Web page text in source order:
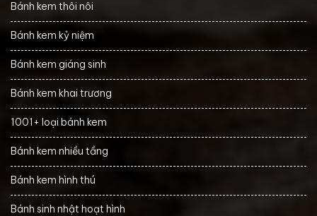
Bánh kem thôi nôi
Bánh kem kỷ niệm
Bánh kem giáng sinh
Bánh kem khai trương
1001+ loại bánh kem
Bánh kem nhiều tầng
Bánh kem hình thú
Bánh sinh nhật hoạt hình